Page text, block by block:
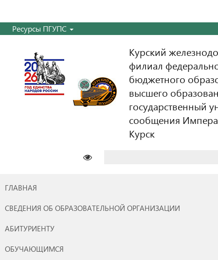
Ресурсы ПГУПС
Курский
филиал
бюджетного
высшего
государственный
сообщения
Курск
ГЛАВНАЯ
СВЕДЕНИЯ ОБ ОБРАЗОВАТЕЛЬНОЙ ОРГАНИЗАЦИИ
АБИТУРИЕНТУ
ОБУЧАЮЩИМСЯ